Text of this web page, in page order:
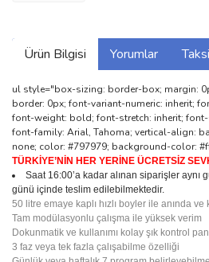
Ürün Bilgisi Yorumlar
ul style="box-sizing: border-box; margin:
border: 0px; font-variant-numeric: inherit;
font-weight: bold; font-stretch: inherit; font-
font-family: Arial, Tahoma; vertical-align:
none; color: #797979; background-color:
TÜRKİYE’NİN HER YERİNE ÜCRETSİZ
Saat 16:00’a kadar alınan siparişler aynı
günü içinde teslim edilebilmektedir.
50 litre emaye kaplı hızlı boyler ile anında ve
Tam modülasyonlu çalışma ile yüksek verim
Dokunmatik ve kullanımı kolay şık kontrol
3 faz veya tek fazla çalışabilme özelliği